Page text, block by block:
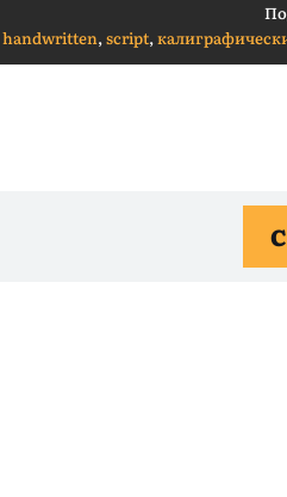
handwritten,script,